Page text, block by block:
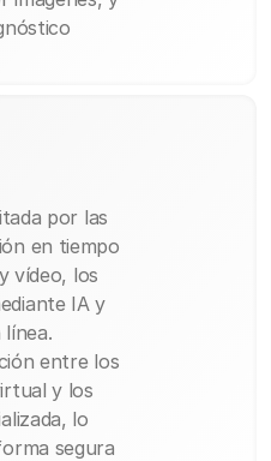
por las
en tiempo
vídeo, los
IA y
entre los
y los
lo
segura